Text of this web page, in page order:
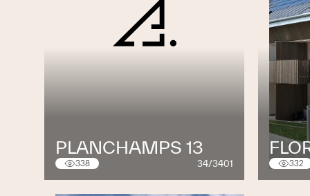
PLANCHAMPS 13
338 34/3401 332